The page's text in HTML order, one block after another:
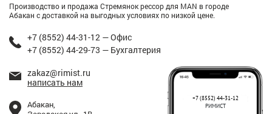
Производство и продажа Стремянок рессор для MAN в городе
Абакан с доставкой на выгодных условиях по низкой цене.
+7 (8552) 44-31-12 — Офис
+7 (8552) 44-29-73 — Бухгалтерия
zakaz@rimist.ru
написать нам
+7 (8552) 44-31-12
РИМИСТ
Абакан,